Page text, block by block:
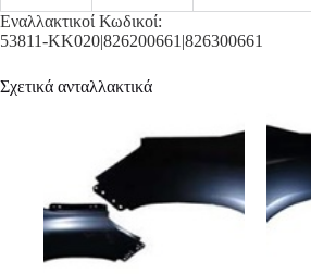
Εναλλακτικοί Κωδικοί:
53811-KK020|826200661|826300661
Σχετικά ανταλλακτικά